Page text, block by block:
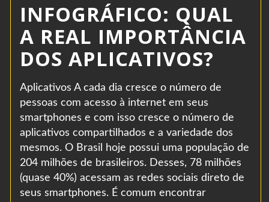
INFOGRÁFICO: QUAL
A REAL IMPORTÂNCIA
DOS APLICATIVOS?
Aplicativos A cada dia cresce o número de
pessoas com acesso à internet em seus
smartphones e com isso cresce o número de
aplicativos compartilhados e a variedade dos
mesmos. O Brasil hoje possui uma população de
204 milhões de brasileiros. Desses, 78 milhões
(quase 40%) acessam as redes sociais direto de
seus smartphones. É comum encontrar